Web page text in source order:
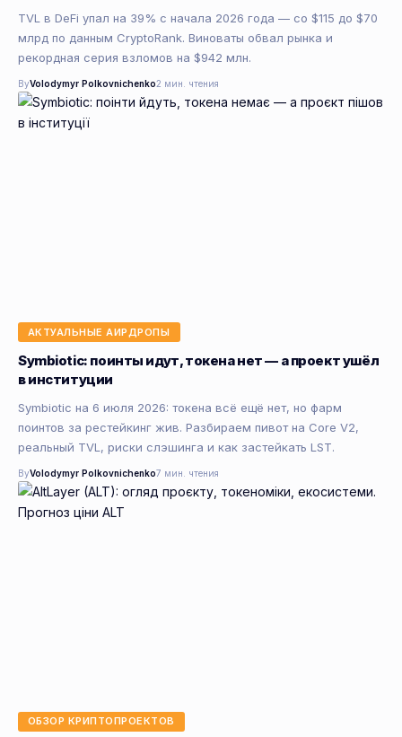
TVL в DeFi упал на 39% с начала 2026 года — со $115 до $70
млрд по данным CryptoRank. Виноваты обвал рынка и
рекордная серия взломов на $942 млн.
ByVolodymyr Polkovnichenko2 мин. чтения
АКТУАЛЬНЫЕ АИРДРОПЫ
Symbiotic: поинты идут, токена нет — а проект ушёл
в институции
Symbiotic на 6 июля 2026: токена всё ещё нет, но фарм
поинтов за рестейкинг жив. Разбираем пивот на Core V2,
реальный TVL, риски слэшинга и как застейкать LST.
ByVolodymyr Polkovnichenko7 мин. чтения
ОБЗОР КРИПТОПРОЕКТОВ